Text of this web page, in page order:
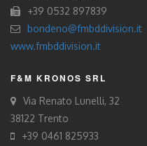
+39 0532 897839
bondeno@fmbddivision.it
www.fmbddivision.it
F&M KRONOS SRL
Via Renato Lunelli, 32
38122 Trento
+39 0461 825933